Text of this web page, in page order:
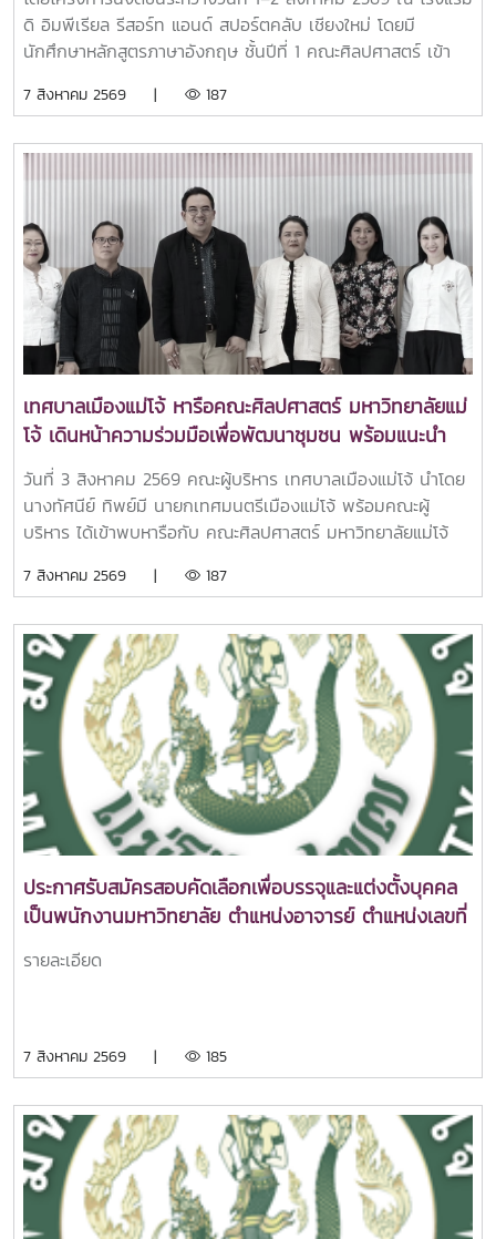
(Active Learning) และการเรียนรู้ผ่านเกม (Game-
based Learning) เพื่อสร้างบรรยากาศการเรียนรู้ที่
สนุกสนาน ส่งเสริมการมีส่วนร่วม และเพิ่มความมั่นใจใน
การใช้ภาษาอังกฤษในสถานการณ์จริง
ดิ อิมพีเรียล รีสอร์ท แอนด์ สปอร์ตคลับ เชียงใหม่ โดยมี
นักศึกษาหลักสูตรภาษาอังกฤษ ชั้นปีที่ 1 คณะศิลปศาสตร์ เข้า
Chia University ประเทศไต้หวันจำนวน 2 คน วิทยากรชาวต่าง
เป็นพี่เลี้ยงและผู้ช่วยดำเนินกิจกรรมบรรยากาศการอบรมเต็มไป
ด้วยความสนุกสนานและการมีส่วนร่วมของผู้เข้าร่วม ผ่าน
กิจกรรมที่หลากหลายซึ่งเปิดโอกาสให้นักศึกษาได้ฝึกทักษะการฟัง
พูด อ่าน และเขียนภาษาอังกฤษ ควบคู่กับการพัฒนาทักษะการ
ทำงานเป็นทีม การคิดวิเคราะห์ และการสื่อสารระหว่าง
วัฒนธรรมThe Faculty of Liberal Arts organized the
"Brush Up on Your English" project to promote and
enhance students' English communication skills. The
project emphasized Active Learning and Game-based
Learning, creating an engaging and enjoyable learning
environment that encouraged active participation
while building students' confidence in using English in
real-life situations.The project was held on 1–2 August
2026 at The Imperial Resort & Sports Club Chiang Mai.
A total of 91 first-year students from the English
event, along with two exchange students from Feng
supported by native English-speaking instructors,
faculty members, staff, and senior students from the
second to fourth year, who served as mentors and
activity facilitators.The training program was filled with
enthusiasm, fun, and active participation. Through a
variety of interactive activities, students had the
opportunity
7 สิงหาคม 2569 | 187
เทศบาลเมืองแม่โจ้ หารือคณะศิลปศาสตร์ มหาวิทยาลัยแม่
โจ้ เดินหน้าความร่วมมือเพื่อพัฒนาชุมชน พร้อมแนะนำ
หลักสูตร Non-Degree ด้านพาณิชย์อิเล็กทรอนิกส์
วันที่ 3 สิงหาคม 2569 คณะผู้บริหาร เทศบาลเมืองแม่โจ้ นำโดย
นางทัศนีย์ ทิพย์มี นายกเทศมนตรีเมืองแม่โจ้ พร้อมคณะผู้
บริหาร ได้เข้าพบหารือกับ คณะศิลปศาสตร์ มหาวิทยาลัยแม่โจ้
ชุมชน โดยมุ่งส่งเสริมการพัฒนาศักยภาพประชาชน การยกระดับ
การศึกษาและการบริการวิชาการในการนี้ ดร.ศรัณย์ จันทร์ทะเล
คณบดีคณะศิลปศาสตร์ พร้อมด้วย ผู้ช่วยศาสตราจารย์ ดร.ปวีณ
าฉัตร สูงเนิน ให้การต้อนรับ พร้อมนำเสนอแนวทางความร่วมมือ
และแนะนำ หลักสูตรประกาศนียบัตร (Non-Degree) “การพัฒนา
สมรรถนะบุคลากรด้านพาณิชย์อิเล็กทรอนิกส์ดิจิทัลข้ามพรมแดน
สู่ตลาดนานาชาติ” ซึ่งมุ่งพัฒนาทักษะด้าน E-Commerce การ
ตลาดดิจิทัล การประยุกต์ใช้ AI และการวิเคราะห์ข้อมูล เพื่อ
เตรียมความพร้อมให้ประชาชนและผู้ประกอบการสามารถแข่งขัน
ในเศรษฐกิจดิจิทัลได้อย่างมีประสิทธิภาพการหารือครั้งนี้นับเป็น
จุดเริ่มต้นที่สำคัญของความร่วมมือระหว่าง เทศบาลเมืองแม่โจ้
และ คณะศิลปศาสตร์ มหาวิทยาลัยแม่โจ้ ในการร่วมกันขับเคลื่อน
การพัฒนาชุมชนผ่านองค์ความรู้ นวัตกรรม และการเรียนรู้
ตลอดชีวิต อันจะนำไปสู่การสร้างคุณภาพชีวิตที่ดีและการพัฒนา
7 สิงหาคม 2569 | 187
ประกาศรับสมัครสอบคัดเลือกเพื่อบรรจุและแต่งตั้งบุคคล
เป็นพนักงานมหาวิทยาลัย ตำแหน่งอาจารย์ ตำแหน่งเลขที่
1011 สังกัดคณะศิลปศาสตร์ (ครั้งที่ 2)
รายละเอียด
7 สิงหาคม 2569 | 185